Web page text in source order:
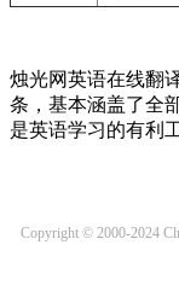
烛光网英语在线翻
条，基本涵盖了全
是英语学习的有利
Copyright © 2000-2024